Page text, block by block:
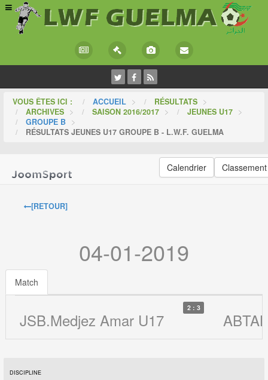
VOUS ÊTES ICI : ACCUEIL > RÉSULTATS >
ARCHIVES > SAISON 2016/2017 > JEUNES U17 >
GROUPE B >
RÉSULTATS JEUNES U17 GROUPE B - L.W.F. GUELMA
Calendrier Classement
[RETOUR]
04-01-2019
Match
JSB.Medjez Amar U17
2 : 3
DISCIPLINE